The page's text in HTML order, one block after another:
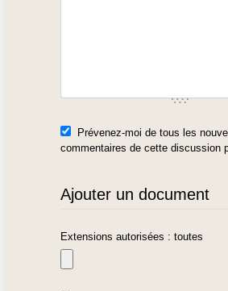
Prévenez-moi de tous les
commentaires de cette discussion
Ajouter un document
Extensions autorisées : toutes